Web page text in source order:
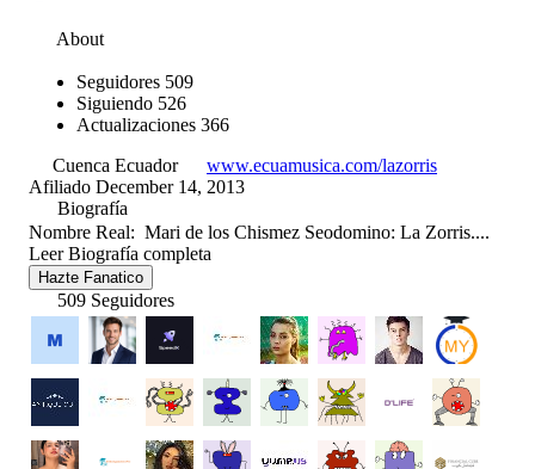
About
Seguidores 509
Siguiendo 526
Actualizaciones 366
Cuenca Ecuador
www.ecuamusica.com/lazorris
Afiliado December 14, 2013
Biografía
Nombre Real: Mari de los Chismez Seodomino: La Zorris....
Leer Biografía completa
Hazte Fanatico
509 Seguidores